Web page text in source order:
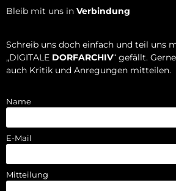
Bleib mit uns in Verbindung
Schreib uns doch einfach und teil uns
„DIGITALE DORFARCHIV“ gefällt.
auch Kritik und Anregungen mitteilen.
Name
E-Mail
Mitteilung